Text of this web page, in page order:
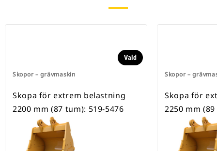
Skopor – grävmaskin
Vald
Skopa för extrem belastning
2200 mm (87 tum): 519-5476
Skopor –
Skopa för
2250 mm